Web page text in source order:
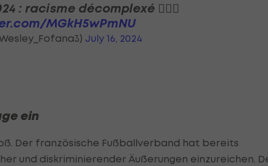
: racisme décomplexé 🤦🏽‍♂️
MGkH5wPmNU
July 16, 2024
ein
Der französische Fußballverband hat bereits
und diskriminierender Äußerungen einzureichen.